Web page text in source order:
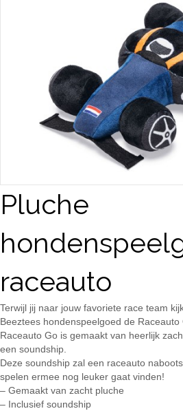
Pluche
raceauto
Terwijl jij naar jouw favoriete race team
Beeztees hondenspeelgoed de Raceauto
Raceauto Go is gemaakt van heerlijk
een soundship.
Deze soundship zal een raceauto
spelen ermee nog leuker gaat vinden!
– Gemaakt van zacht pluche
– Inclusief soundship